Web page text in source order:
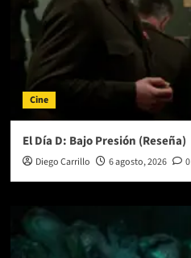
Cine
El Día D: Bajo Presión (Reseña)
Diego Carrillo 6 agosto, 2026 0